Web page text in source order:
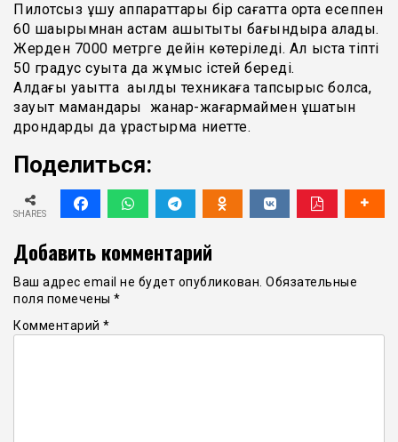
Пилотсыз ұшу аппараттары бір сағатта орта есеппен
60 шақырымнан астам қашықтықты бағындыра алады.
Жерден 7000 метрге дейін көтеріледі. Ал қыста тіпті
50 градус суықта да жұмыс істей береді.
Алдағы уақытта ақылды техникаға тапсырыс болса,
зауыт мамандары жанар-жағармаймен ұшатын
дрондарды да құрастырмақ ниетте.
Поделиться:
SHARES
Добавить комментарий
Ваш адрес email не будет опубликован. Обязательные
поля помечены *
Комментарий *